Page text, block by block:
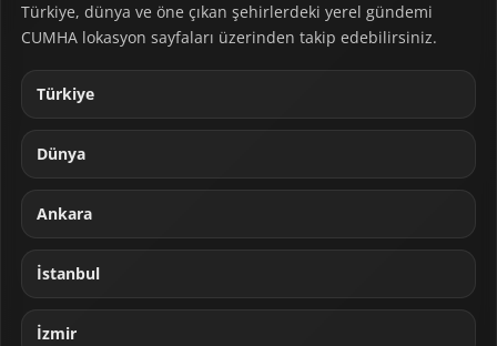
Türkiye, dünya ve öne çıkan şehirlerdeki yerel gündemi
CUMHA lokasyon sayfaları üzerinden takip edebilirsiniz.
Türkiye
Dünya
Ankara
İstanbul
İzmir